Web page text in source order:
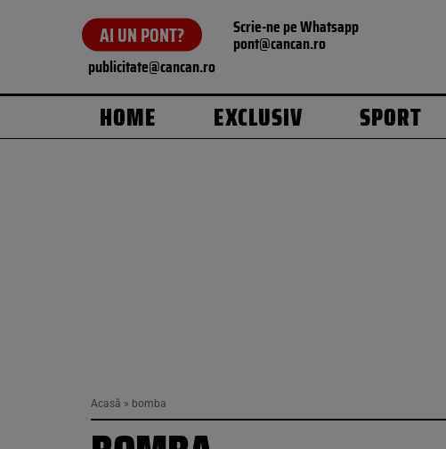
AI UN PONT? Scrie-ne pe Whatsapp
pont@cancan.ro
publicitate@cancan.ro
HOME EXCLUSIV SPORT
Acasă » bomba